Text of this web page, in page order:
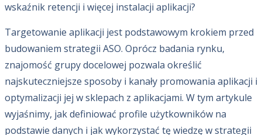
wskaźnik retencji i więcej instalacji aplikacji?
Targetowanie aplikacji jest podstawowym krokiem przed
budowaniem strategii ASO. Oprócz badania rynku,
znajomość grupy docelowej pozwala określić
najskuteczniejsze sposoby i kanały promowania aplikacji i
optymalizacji jej w sklepach z aplikacjami. W tym artykule
wyjaśnimy, jak definiować profile użytkowników na
podstawie danych i jak wykorzystać tę wiedzę w strategii